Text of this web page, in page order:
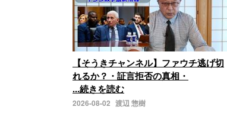
【そうきチャンネル】ファウチ逃げ切
れるか？・証言拒否の真相・
...続きを読む
2026-08-02 渡辺 惣樹